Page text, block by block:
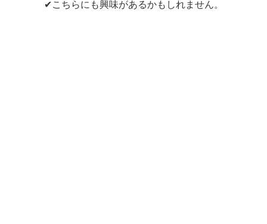
✔こちらにも興味があるかもしれません。